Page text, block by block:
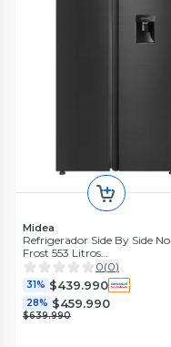
Midea
Refrigerador Side By Side No
Frost 553 Litros
MDRS710FGEDXW
0(0)
31% $439.990
28% $459.990
$639.990